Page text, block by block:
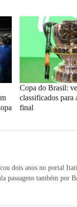
Copa do Brasil:
classificados para
final
dois anos no portal
passagens também por